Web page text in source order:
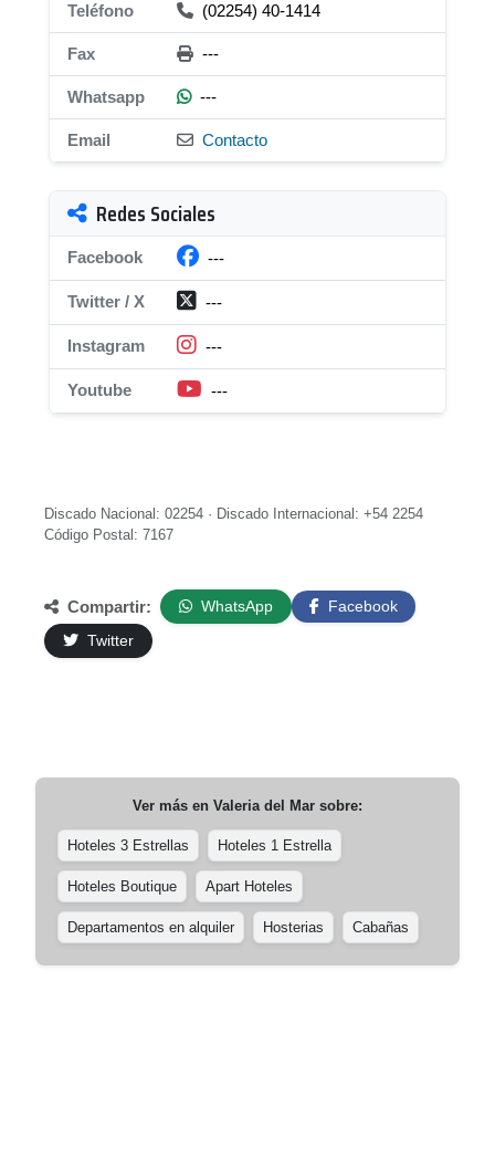
Teléfono (02254) 40-1414
Fax ---
Whatsapp ---
Email Contacto
Redes Sociales
Facebook ---
Twitter / X ---
Instagram ---
Youtube ---
Discado Nacional: 02254 · Discado Internacional: +54 2254
Código Postal: 7167
Compartir: WhatsApp
Facebook
Twitter
Ver más en Valeria del Mar sobre:
Hoteles 3 Estrellas Hoteles 1 Estrella
Hoteles Boutique Apart Hoteles
Departamentos en alquiler Hosterias Cabañas